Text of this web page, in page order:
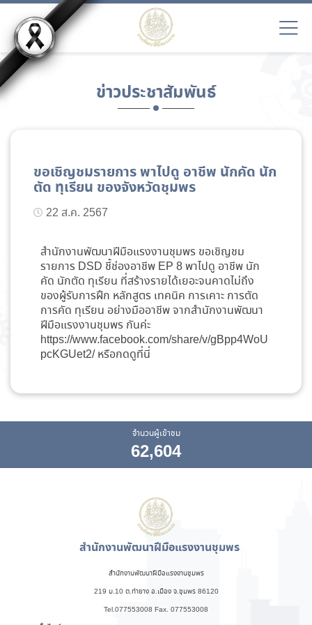
ข่าวประชาสัมพันธ์
ขอเชิญชมรายการ พาไปดู อาชีพ นักคัด นัก
ตัด ทุเรียน ของจังหวัดชุมพร
22 ส.ค. 2567
สำนักงานพัฒนาฝีมือแรงงานชุมพร ขอเชิญชม
รายการ DSD ชี้ช่องอาชีพ EP 8 พาไปดู อาชีพ นัก
คัด นักตัด ทุเรียน ที่สร้างรายได้เยอะจนคาดไม่ถึง
ของผู้รับการฝึก หลักสูตร เทคนิค การเคาะ การตัด
การคัด ทุเรียน อย่างมืออาชีพ จากสำนักงานพัฒนา
ฝีมือแรงงานชุมพร กันค่ะ
https://www.facebook.com/share/v/gBpp4WoU
pcKGUet2/ หรือกดดูที่นี่
จำนวนผู้เข้าชม
62,604
สำนักงานพัฒนาฝีมือแรงงานชุมพร
สำนักงานพัฒนาฝีมือแรงงานชุมพร
219 ม.10 ต.ท่ายาง อ.เมือง จ.ชุมพร 86120
Tel.077553008 Fax. 077553008